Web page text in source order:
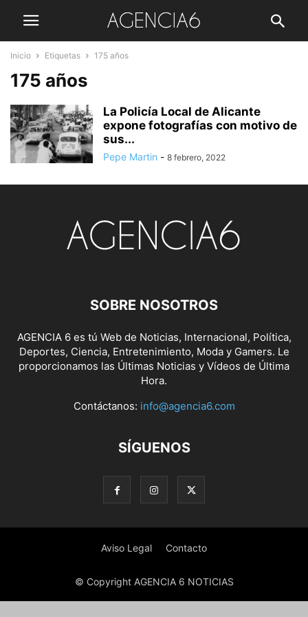
Inicio Etiquetas 175 años
175 años
La Policía Local de Alicante
expone fotografías con motivo de
sus...
Pepe Martin - 8 febrero, 2022
SOBRE NOSOTROS
AGENCIA 6 es tú Web de Noticias, Internacional, Política,
Deportes, Ciencia, Entretenimiento, Moda y Gamers. Le
proporcionamos las Últimas Noticias y Vídeos de Última
Hora.
Contáctanos: info@agencia6.com
SÍGUENOS
Aviso Legal Contacto
© Copyright AGENCIA 6 NOTICIAS